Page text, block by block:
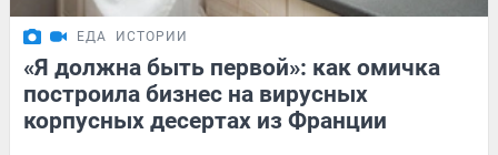
ЕДА ИСТОРИИ
«Я должна быть первой»: как омичка
построила бизнес на вирусных
корпусных десертах из Франции